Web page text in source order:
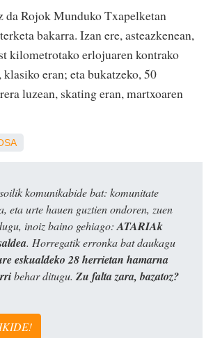
da Rojok Munduko Txapelketan
bakarra. Izan ere, asteazkenean,
kilometrotako erlojuaren kontrako
eran; eta bukatzeko, 50
luzean, skating eran, martxoaren
komunikabide bat: komunitate
eta urte hauen guztien ondoren, zuen
inoiz baino gehiago: ATARIAk
. Horregatik erronka bat daukagu
eskualdeko 28 herrietan hamarna
behar ditugu. Zu falta zara, bazatoz?